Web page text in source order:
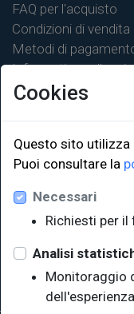
FAQ per l'acquisto
Condizioni di vendita
Metodi di
Informativa sulla
LINK
Università degli Studi
Sistema
EUT in cifre
Cookies
Questo sito utilizza
Puoi consultare la
Necessari
Richiesti per
Analisi
Monitoraggio